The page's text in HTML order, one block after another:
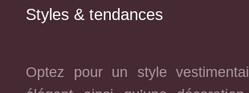
Styles & tendances
Optez pour un style